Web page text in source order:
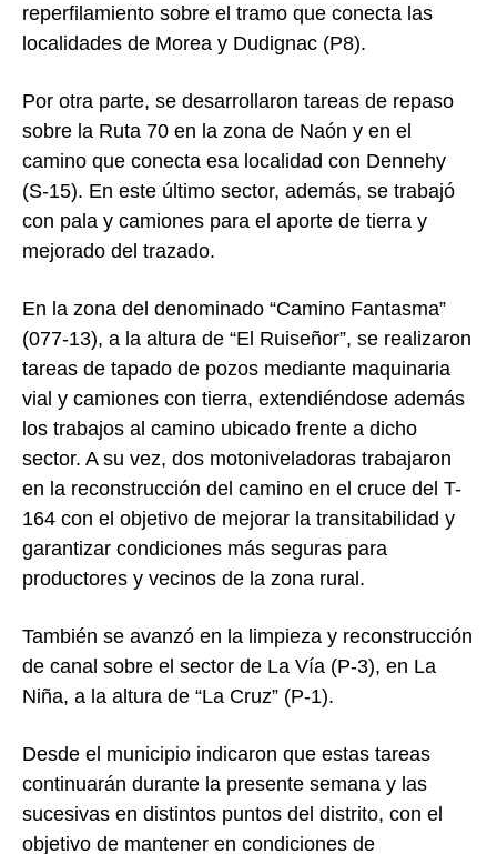
reperfilamiento sobre el tramo que conecta las
localidades de Morea y Dudignac (P8).
Por otra parte, se desarrollaron tareas de repaso
sobre la Ruta 70 en la zona de Naón y en el
camino que conecta esa localidad con Dennehy
(S-15). En este último sector, además, se trabajó
con pala y camiones para el aporte de tierra y
mejorado del trazado.
En la zona del denominado “Camino Fantasma”
(077-13), a la altura de “El Ruiseñor”, se realizaron
tareas de tapado de pozos mediante maquinaria
vial y camiones con tierra, extendiéndose además
los trabajos al camino ubicado frente a dicho
sector. A su vez, dos motoniveladoras trabajaron
en la reconstrucción del camino en el cruce del T-
164 con el objetivo de mejorar la transitabilidad y
garantizar condiciones más seguras para
productores y vecinos de la zona rural.
También se avanzó en la limpieza y reconstrucción
de canal sobre el sector de La Vía (P-3), en La
Niña, a la altura de “La Cruz” (P-1).
Desde el municipio indicaron que estas tareas
continuarán durante la presente semana y las
sucesivas en distintos puntos del distrito, con el
objetivo de mantener en condiciones de